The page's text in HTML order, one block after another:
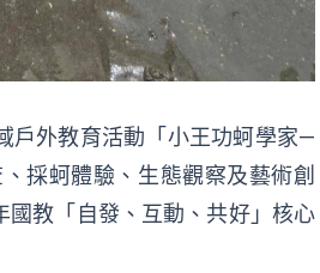
戶外教育活動「小王功蚵學家—
採蚵體驗、生態觀察及藝術創
教「自發、互動、共好」核心